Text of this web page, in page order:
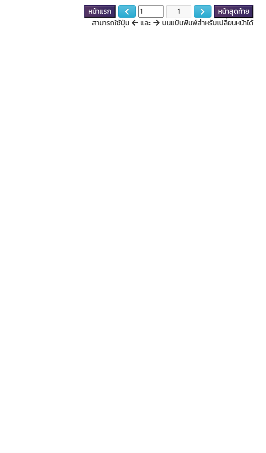
หน้าแรก
หน้าสุดท้าย
สามารถใช้ปุ่ม
และ บนแป้นพิมพ์สำหรับเปลี่ยนหน้าได้